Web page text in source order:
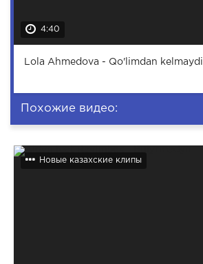
4:40
Lola Ahmedova - Qo'limdan kelmaydi
Похожие видео:
Новые казахские клипы